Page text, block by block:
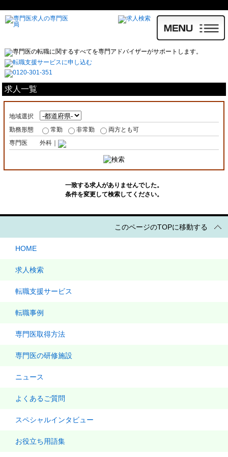
求人一覧
地域選択
勤務形態
常勤 非常勤
両方とも可
専門医
外科｜
一致する求人がありませんでした。
条件を変更して検索してください。
このページのTOPに移動する
HOME
求人検索
転職支援サービス
転職事例
専門医取得方法
専門医の研修施設
ニュース
よくあるご質問
スペシャルインタビュー
お役立ち用語集